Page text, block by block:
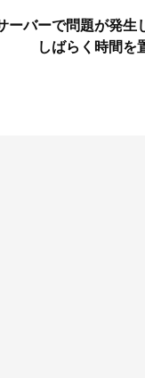
ーバーで問題が発生
しばらく時間を